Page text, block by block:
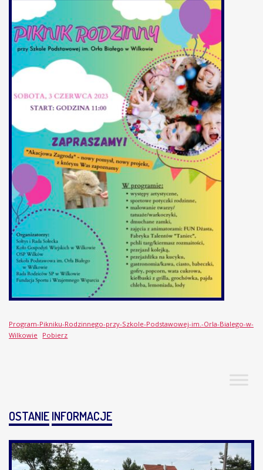
Program-Pikniku-Rodzinnego-przy-Szkole-Podstawowej-im.-Orla-Bialego-w-
Wilkowie
Pobierz
OSTANIEINFORMACJE